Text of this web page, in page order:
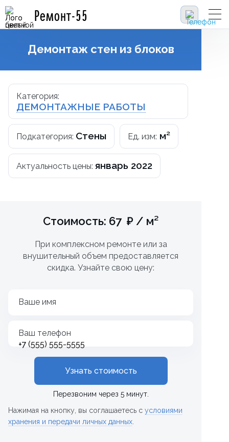
Ремонт-55
Демонтаж стен из блоков
Категория:
ДЕМОНТАЖНЫЕ РАБОТЫ
Подкатегория: Стены Ед. изм: м²
Актуальность цены: январь 2022
Стоимость: 67 ₽ / м²
При комплексном ремонте или за
внушительный объем предоставляется
скидка. Узнайте свою цену:
Ваше имя
Ваш телефон
+7
Узнать стоимость
Перезвоним через 5 минут.
Нажимая на кнопку, вы соглашаетесь с условиями
хранения и передачи личных данных